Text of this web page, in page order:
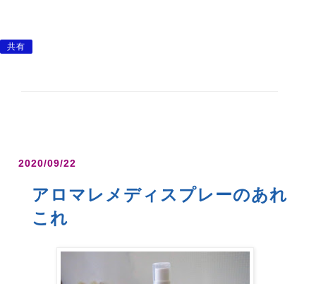
共有
2020/09/22
アロマレメディスプレーのあれ
これ